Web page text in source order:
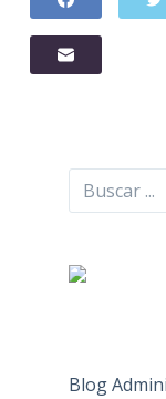
Buscar
Blog